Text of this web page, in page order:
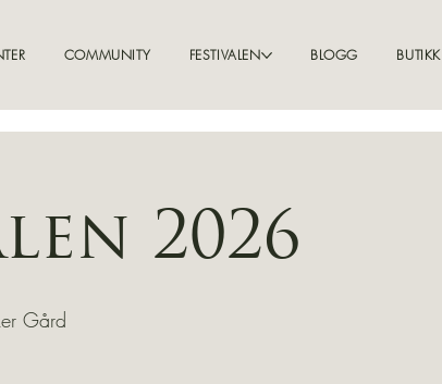
COMMUNITY FESTIVALEN BLOGG BUTIKK
2026
Gård